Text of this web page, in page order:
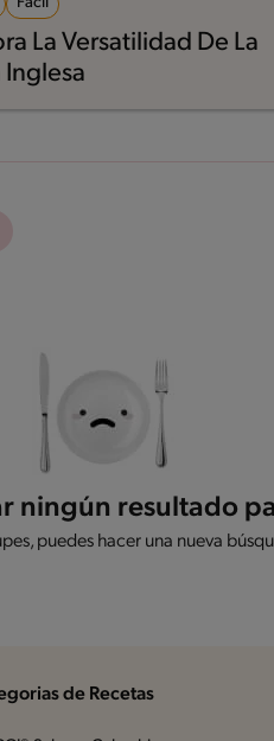
La Versatilidad De La
Inglesa
ningún resultado
puedes hacer una nueva
de Recetas